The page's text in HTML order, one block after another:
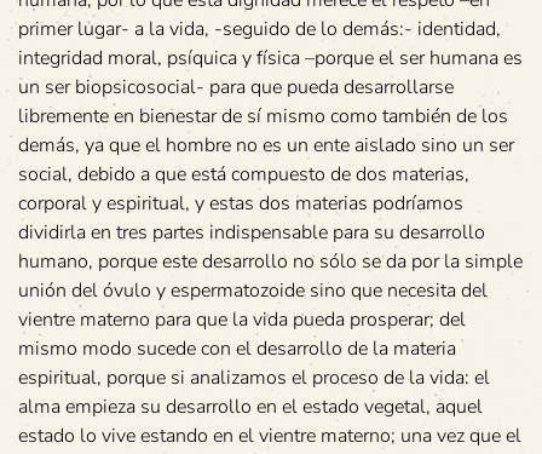
primer lugar- a la vida, -seguido de lo demás:- identidad,
integridad moral, psíquica y física –porque el ser humana es
un ser biopsicosocial- para que pueda desarrollarse
libremente en bienestar de sí mismo como también de los
demás, ya que el hombre no es un ente aislado sino un ser
social, debido a que está compuesto de dos materias,
corporal y espiritual, y estas dos materias podríamos
dividirla en tres partes indispensable para su desarrollo
humano, porque este desarrollo no sólo se da por la simple
unión del óvulo y espermatozoide sino que necesita del
vientre materno para que la vida pueda prosperar; del
mismo modo sucede con el desarrollo de la materia
espiritual, porque si analizamos el proceso de la vida: el
alma empieza su desarrollo en el estado vegetal, aquel
estado lo vive estando en el vientre materno; una vez que el